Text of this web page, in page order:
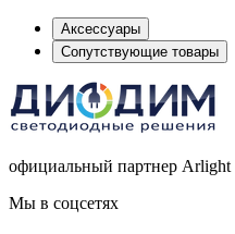
Аксессуары
Сопутствующие товары
официальный партнер Arlight
Мы в соцсетях